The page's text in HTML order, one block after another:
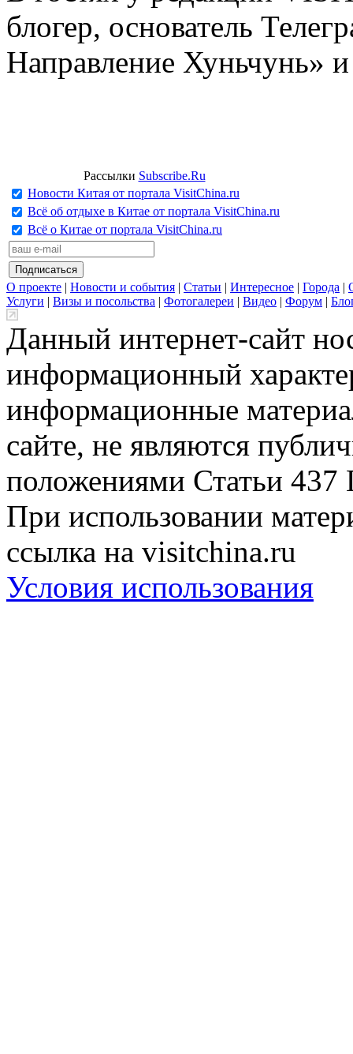
блогер, основатель
Направление Хуньчунь»
Рассылки Subscribe.Ru
Новости Китая от портала VisitChina.ru
Всё об отдыхе в Китае от портала VisitChina.ru
Всё о Китае от портала VisitChina.ru
О проекте | Новости и события | Статьи | Интересное | Города |
Услуги | Визы и посольства | Фотогалереи | Видео | Форум |
Данный интернет-сайт
информационный
информационные
сайте, не являются
положениями Статьи 437
При использовании
ссылка на visitchina.ru
Условия использования